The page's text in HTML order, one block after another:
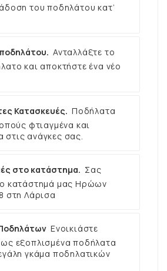
του ποδηλάτου κατ’
Ανταλλάξτε το
και αποκτήστε ένα νέο
Κατασκευές. Ποδήλατα
φτιαγμένα και
ανάγκες σας.
στο κατάστημα. Σας
κατάστημά μας Ηρώων
στη Λάρισα
Ενοικιάστε
εξοπλισμένα ποδήλατα
γκάμα ποδηλατικών